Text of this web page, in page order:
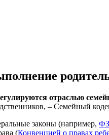
отраслью
– Семейный
законы (например, ФЗ
(Конвенцией о правах